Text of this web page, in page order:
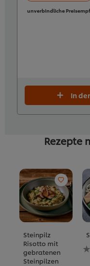
unverbindliche
In
Rezepte
Steinpilz
Risotto mit
gebratenen
Steinpilzen